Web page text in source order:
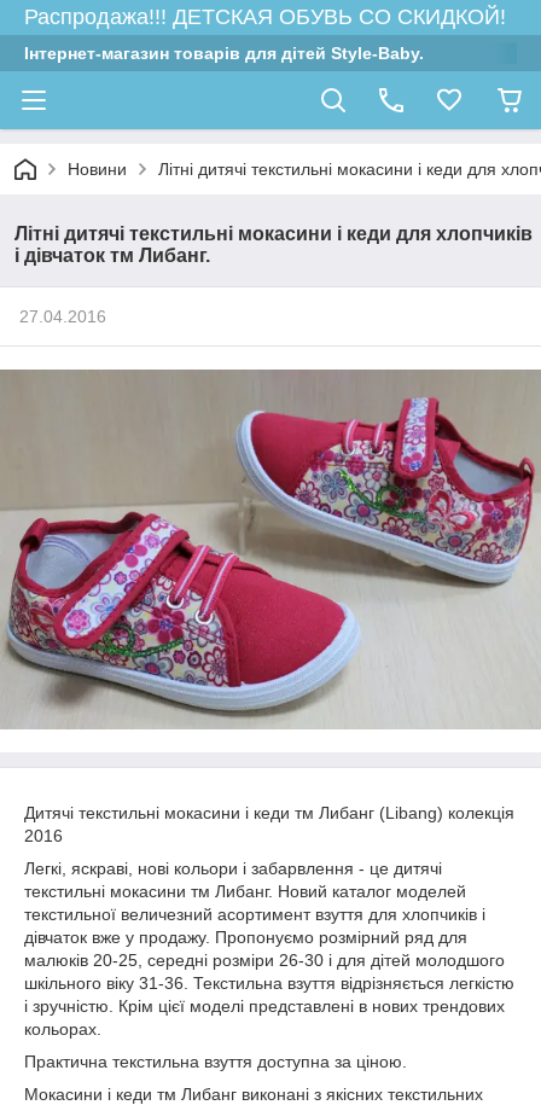
Распродажа!!! ДЕТСКАЯ ОБУВЬ СО СКИДКОЙ!
Інтернет-магазин товарів для дітей Style-Baby.
Новини Літні дитячі текстильні мокасини і кеди для
Літні дитячі текстильні мокасини і кеди для хлопчиків
і дівчаток тм Либанг.
27.04.2016
Дитячі текстильні мокасини і кеди тм Либанг (Libang) колекція
2016
Легкі, яскраві, нові кольори і забарвлення - це дитячі
текстильні мокасини тм Либанг. Новий каталог моделей
текстильної величезний асортимент взуття для хлопчиків і
дівчаток вже у продажу. Пропонуємо розмірний ряд для
малюків 20-25, середні розміри 26-30 і для дітей молодшого
шкільного віку 31-36. Текстильна взуття відрізняється легкістю
і зручністю. Крім цієї моделі представлені в нових трендових
кольорах.
Практична текстильна взуття доступна за ціною.
Мокасини і кеди тм Либанг виконані з якісних текстильних